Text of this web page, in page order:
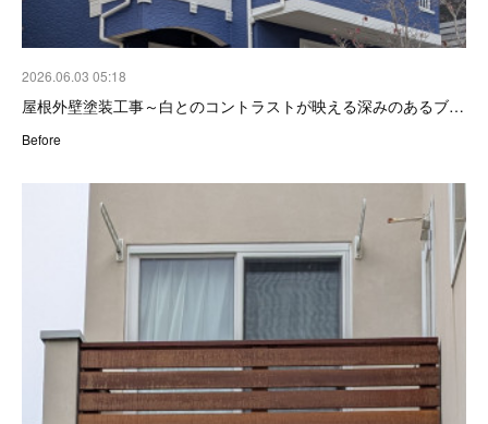
2026.06.03 05:18
屋根外壁塗装工事～白とのコントラストが映える深みのあるブ…
Before